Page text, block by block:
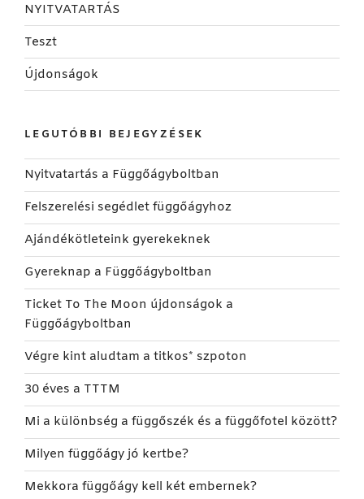
NYITVATARTÁS
Teszt
Újdonságok
LEGUTÓBBI BEJEGYZÉSEK
Nyitvatartás a Függőágyboltban
Felszerelési segédlet függőágyhoz
Ajándékötleteink gyerekeknek
Gyereknap a Függőágyboltban
Ticket To The Moon újdonságok a
Függőágyboltban
Végre kint aludtam a titkos* szpoton
30 éves a TTTM
Mi a különbség a függőszék és a függőfotel között?
Milyen függőágy jó kertbe?
Mekkora függőágy kell két embernek?